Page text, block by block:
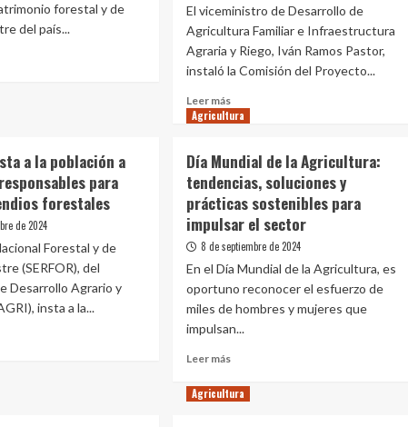
forestal y de
del país...
El viceministro de Desarrollo de
Agricultura Familiar e Infraestructura
Agraria y Riego, Iván Ramos Pastor,
instaló la Comisión del Proyecto...
Leer más
más
instala
comisión
de
proyecto
Resiliente»
que
restaurará
los
en
de
a la población a
para
forestales
de 2024
Forestal y de
(SERFOR), del
Desarrollo Agrario y
insta a la...
Agricultura
Día Mundial de la Agricultura:
tendencias, soluciones y
prácticas sostenibles para
impulsar el sector
8 de septiembre de 2024
En el Día Mundial de la Agricultura, es
oportuno reconocer el esfuerzo de
miles de hombres y mujeres que
impulsan...
Leer más
sobre
Agricultura